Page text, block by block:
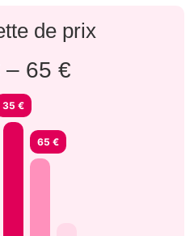
de prix
– 65 €
35 €
65 €